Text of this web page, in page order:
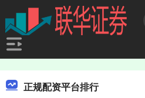
正规配资平台排行